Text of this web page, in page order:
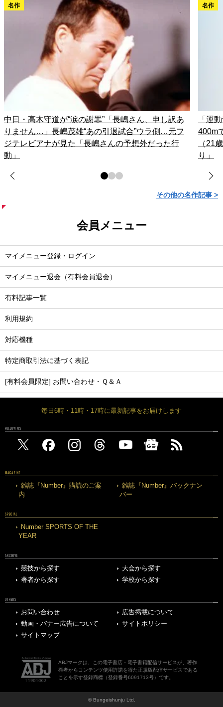
名作
中日・高木守道が“涙の謝罪”「長嶋さん、申し訳あ
りません…」長嶋茂雄“あの引退試合”ウラ側…元フ
ジテレビアナが見た「長嶋さんの予想外だった行
動」
名作
「運
400m
（21
り」
その他の名作記事 >
会員メニュー
マイメニュー登録・ログイン
マイメニュー退会（有料会員退会）
有料記事一覧
利用規約
対応機種
特定商取引法に基づく表記
[有料会員限定] お問い合わせ・Ｑ＆Ａ
毎日6時・11時・17時に最新記事をお届けします
FOLLOW US
MAGAZINE
雑誌『Number』購読のご案
内
雑誌『Number』バックナン
バー
SPECIAL
Number SPORTS OF THE
YEAR
ARCHIVE
競技から探す
大会から探す
著者から探す
学校から探す
OTHERS
お問い合わせ
広告掲載について
動画・バナー広告について
サイトポリシー
サイトマップ
ABJマークは、この電子書店・電子書籍配信サービスが、著作
権者からコンテンツ使用許諾を得た正規版配信サービスである
ことを示す登録商標（登録番号6091713号）です。
© Bungeishunju Ltd.